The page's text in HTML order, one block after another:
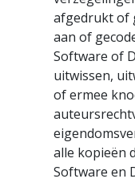
afgedrukt of
aan of
Software of
uitwissen,
of ermee
alle kopieën
Software en